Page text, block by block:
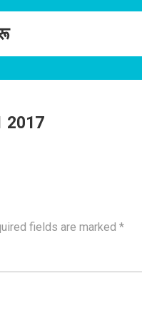
2017
fields are marked *